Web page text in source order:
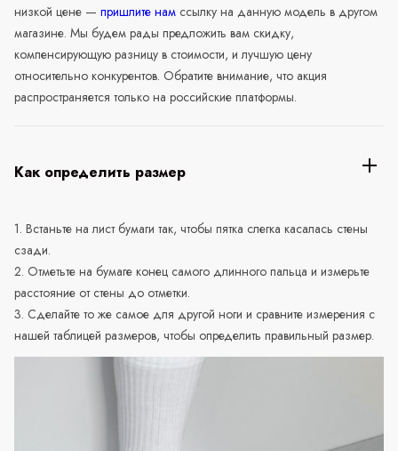
низкой цене — пришлите нам ссылку на данную модель в другом
магазине. Мы будем рады предложить вам скидку,
компенсирующую разницу в стоимости, и лучшую цену
относительно конкурентов. Обратите внимание, что акция
распространяется только на российские платформы.
Как определить размер
1. Встаньте на лист бумаги так, чтобы пятка слегка касалась стены
сзади.
2. Отметьте на бумаге конец самого длинного пальца и измерьте
расстояние от стены до отметки.
3. Сделайте то же самое для другой ноги и сравните измерения с
нашей таблицей размеров, чтобы определить правильный размер.